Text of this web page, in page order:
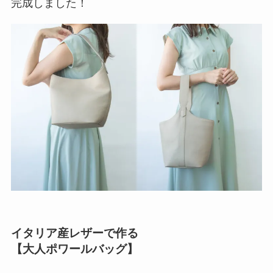
完成しました！
イタリア産レザーで作る
【大人ポワールバッグ】